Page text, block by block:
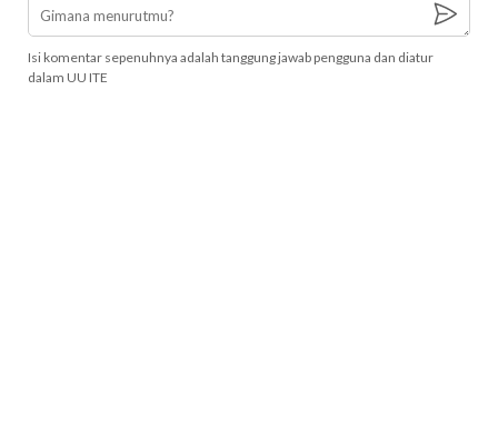
Isi komentar sepenuhnya adalah tanggung jawab pengguna dan diatur
dalam UU ITE